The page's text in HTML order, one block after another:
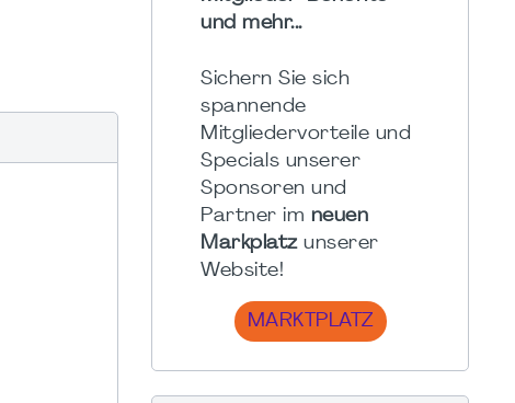
und mehr...
Sichern Sie sich
spannende
Mitgliedervorteile und
Specials unserer
Sponsoren und
Partner im neuen
Markplatzunserer
Website!
MARKTPLATZ